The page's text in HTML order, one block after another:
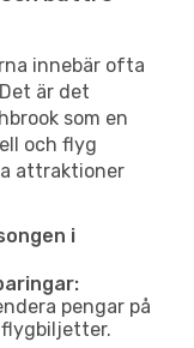
innebär ofta
är det
som en
och flyg
attraktioner
i
pengar på
flygbiljetter.